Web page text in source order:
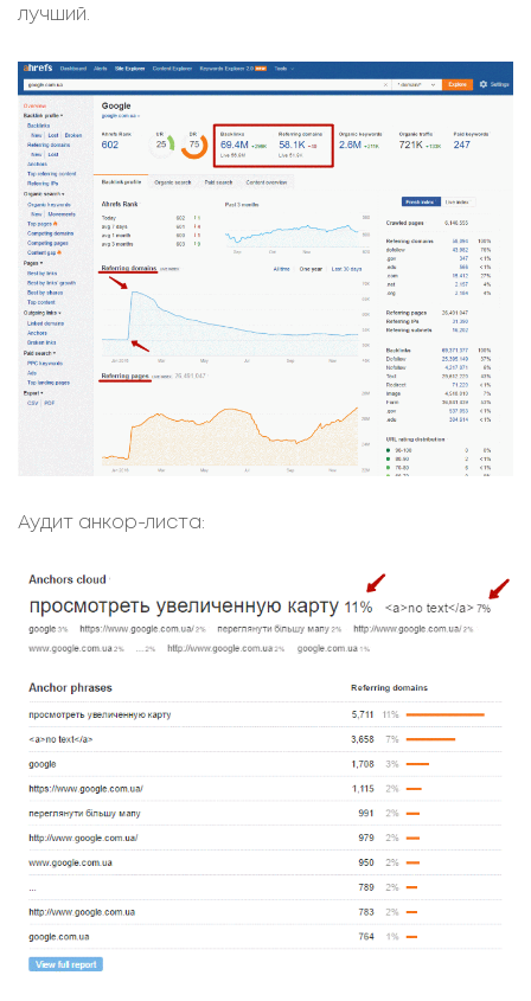
лучший.
Аудит анкор-листа: